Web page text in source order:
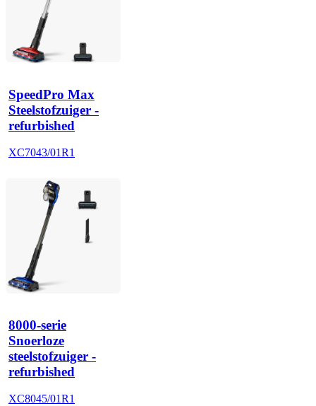
SpeedPro Max
Steelstofzuiger -
refurbished
XC7043/01R1
8000-serie
Snoerloze
steelstofzuiger -
refurbished
XC8045/01R1